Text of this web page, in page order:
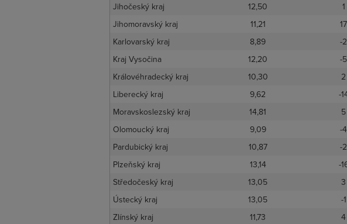
Jihočeský kraj
12,50
Jihomoravský kraj
11,21
Karlovarský kraj
8,89 -
Kraj Vysočina
12,20 -
Královéhradecký kraj
10,30
Liberecký kraj
9,62 -
Moravskoslezský kraj
14,81
Olomoucký kraj
9,09 -
Pardubický kraj
10,87 -
Plzeňský kraj
13,14 -
Středočeský kraj
13,05
Ústecký kraj
13,05 -
Zlínský kraj
11,73